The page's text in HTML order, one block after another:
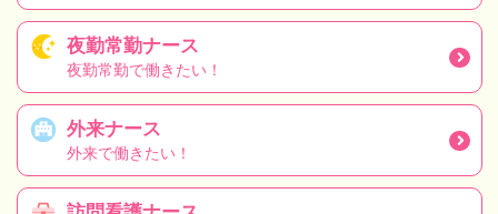
夜勤常勤ナース
夜勤常勤で働きたい！
外来ナース
外来で働きたい！